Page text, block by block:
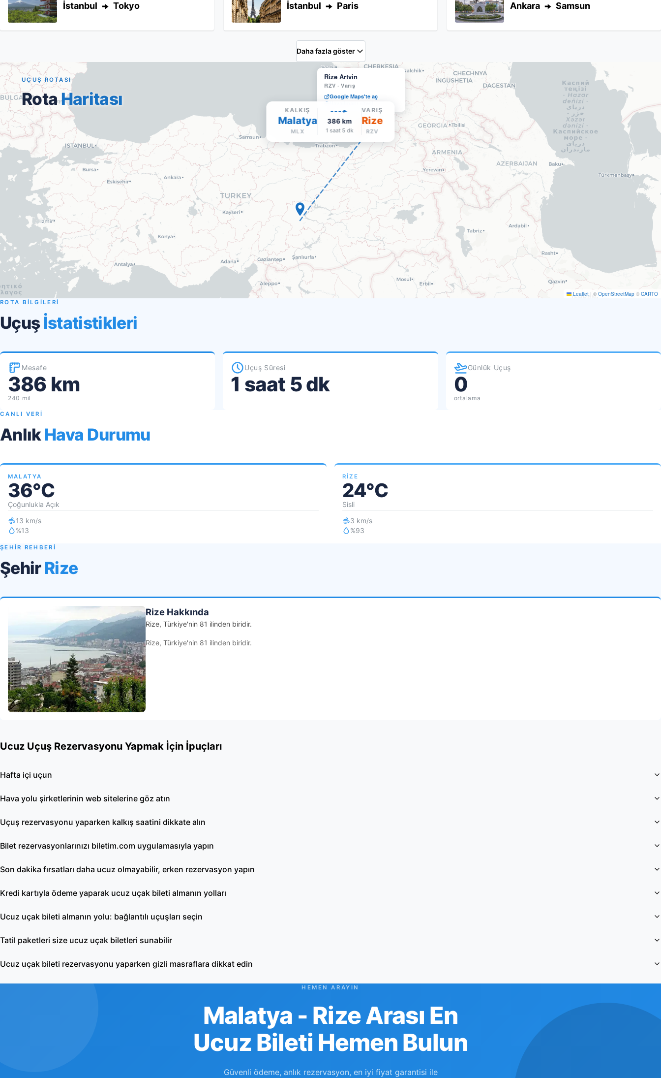
İstanbul Tokyo İstanbul Paris Ankara Samsun
Daha fazla göster
Rize Artvin
RZV ·Varış
Google Maps'te aç
Leaflet | © OpenStreetMap © CARTO
UÇUŞ ROTASI
RotaHaritası
KALKIŞ
Malatya
MLX
386km
1 saat 5 dk
VARIŞ
Rize
RZV
ROTA BİLGİLERİ
Uçuşİstatistikleri
Mesafe
386 km
240 mil
Uçuş Süresi
1 saat 5 dk
Günlük Uçuş
0
ortalama
CANLI VERİ
AnlıkHava Durumu
MALATYA
36°C
Çoğunlukla Açık
13 km/s
%13
RIZE
24°C
Sisli
3 km/s
%93
ŞEHİR REHBERİ
ŞehirRize
Rize Hakkında
Rize, Türkiye'nin 81 ilinden biridir.
Rize, Türkiye'nin 81 ilinden biridir.
Ucuz Uçuş Rezervasyonu Yapmak İçin İpuçları
Hafta içi uçun
Hava yolu şirketlerinin web sitelerine göz atın
Uçuş rezervasyonu yaparken kalkış saatini dikkate alın
Bilet rezervasyonlarınızı biletim.com uygulamasıyla yapın
Son dakika fırsatları daha ucuz olmayabilir, erken rezervasyon yapın
Kredi kartıyla ödeme yaparak ucuz uçak bileti almanın yolları
Ucuz uçak bileti almanın yolu: bağlantılı uçuşları seçin
Tatil paketleri size ucuz uçak biletleri sunabilir
Ucuz uçak bileti rezervasyonu yaparken gizli masraflara dikkat edin
HEMEN ARAYIN
Malatya - Rize Arası En
Ucuz Bileti Hemen Bulun
Güvenli ödeme, anlık rezervasyon, en iyi fiyat garantisi ile